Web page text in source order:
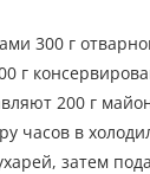
300 г
г
200 г
часов в
затем